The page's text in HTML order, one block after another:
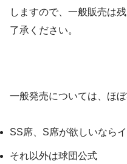
しますので、一般販売は
了承ください。
一般発売については、ほ
SS席、S席が欲しいなら
それ以外は球団公式